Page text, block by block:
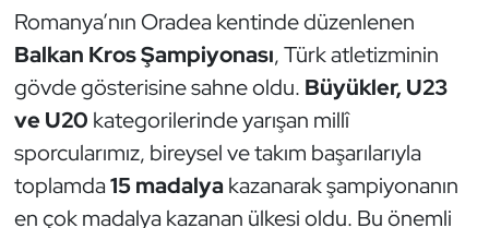
Romanya’nın Oradea kentinde düzenlenen
Balkan Kros Şampiyonası, Türk atletizminin
gövde gösterisine sahne oldu. Büyükler, U23
ve U20 kategorilerinde yarışan millî
sporcularımız, bireysel ve takım başarılarıyla
toplamda15 madalyakazanarak şampiyonanın
en çok madalya kazanan ülkesi oldu. Bu önemli
Eskrim
Futbol
Futsal
Genel